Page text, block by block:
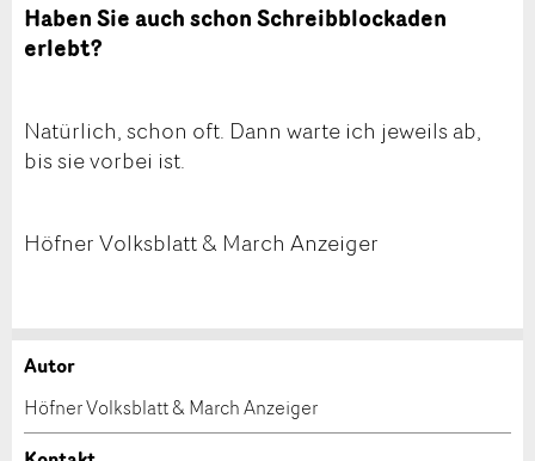
Haben Sie auch schon Schreibblockaden
erlebt?
Natürlich, schon oft. Dann warte ich jeweils ab,
bis sie vorbei ist.
Höfner Volksblatt & March Anzeiger
Anzeige beanstanden
Ihr Feedback wird sehr geschätzt!
Anzeige weiterempfehlen
Empfehlen Sie diese Anzeige an Freunde weiter.
Autor
Höfner Volksblatt & March Anzeiger